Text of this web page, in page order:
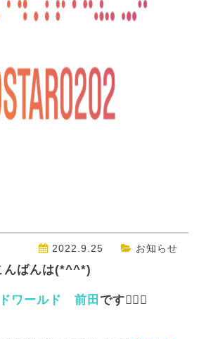
2022.9.25 お知らせ
んばんは(*^^*)
ワールド 前田 です💁‍♀️✨